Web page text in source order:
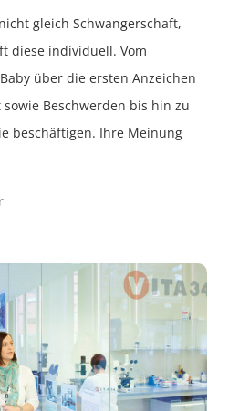
gleich Schwangerschaft,
diese individuell. Vom
über die ersten Anzeichen
Beschwerden bis hin zu
beschäftigen. Ihre Meinung